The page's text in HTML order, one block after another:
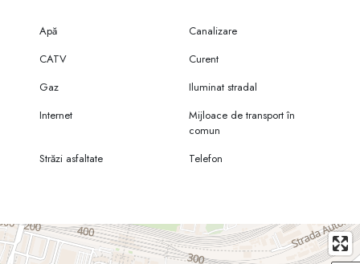
Apă
Canalizare
CATV
Curent
Gaz
Iluminat stradal
Internet
Mijloace de transport în
comun
Străzi asfaltate
Telefon